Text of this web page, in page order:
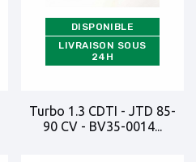
DISPONIBLE
LIVRAISON SOUS
24H
Turbo 1.3 CDTI - JTD 85-
90 CV - BV35-0014...